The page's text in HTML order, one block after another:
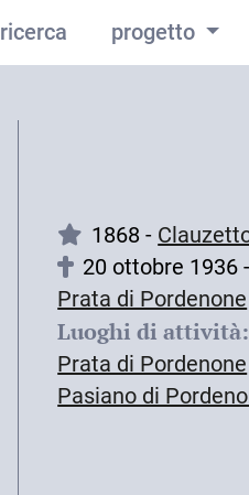
ricerca progetto
1868 -
20 ottobre 1936 -
Prata di Pordenone
Luoghi di attività:
Prata di Pordenone
Pasiano di